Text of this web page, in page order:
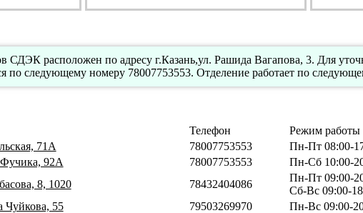
СДЭК расположен по адресу г.Казань,ул. Рашида Вагапова, 3. Для
по следующему номеру 78007753553. Отделение работает по
Телефон
Режим работы
71А 78007753553
Пн-Пт 08:00-
92А 78007753553
Пн-Сб 10:00-
8, 1020 78432404086
Пн-Пт 09:00-
Сб-Вс 09:00-
Чуйкова, 55 79503269970
Пн-Вс 09:00-